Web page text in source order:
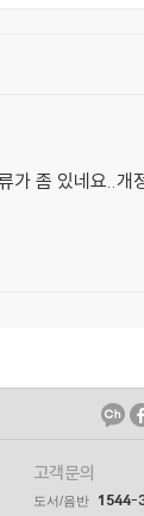
좀 있네요..개
고객문의
도서/음반 1544-